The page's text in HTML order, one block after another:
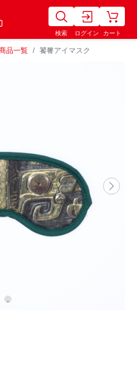
検索 ログイン カート
品一覧 饕餮アイマスク